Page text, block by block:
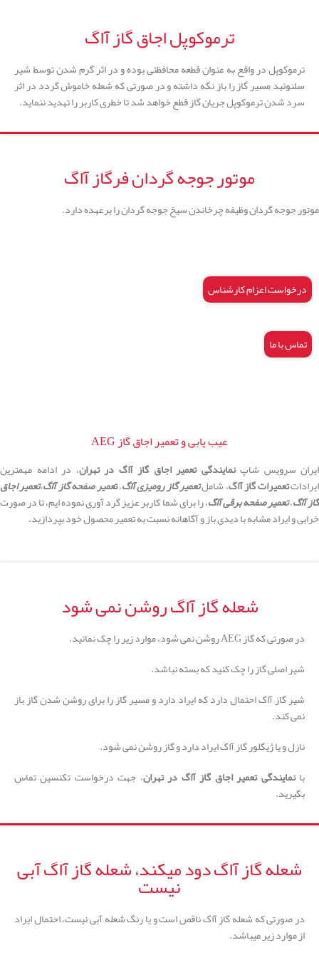
ترموکوپل اجاق گاز آاگ
ترموکوپل در واقع به عنوان قطعه محافظتی بوده و در اثر گرم شدن توسط شیر
سلنوئید مسیر گاز را باز نگه داشته و در صورتی که شعله خاموش گردد در اثر
سرد شدن ترموکوپل جریان گاز قطع خواهد شد تا خطری کاربر را تهدید ننماید.
موتور جوجه گردان فرگاز آاگ
موتور جوجه گردان وظیفه چرخاندن سیخ جوجه گردان را برعهده دارد.
درخواست اعزام کارشناس
تماس با ما
عیب یابی و تعمیر اجاق گاز AEG
ایران سرویس شاپنمایندگی تعمیر اجاق گاز آاگ در تهران، در ادامه مهمترین
ایراداتتعمیرات گاز آاگ، شاملتعمیر گاز رومیزی آاگ،تعمیر صفحه گاز آاگ،تعمیر اجاق
گاز آاگ،تعمیر صفحه برقی آاگ، را برای شما کاربر عزیز گرد آوری نموده ایم، تا در صورت
خرابی و ایراد مشابه با دیدی باز و آگاهانه نسبت به تعمیر محصول خود بپردازید.
شعله گاز آاگ روشن نمی شود
در صورتی که گاز AEG روشن نمی شود، موارد زیر را چک نمائید.
شیر اصلی گاز را چک کنید که بسته نباشد.
شیر گاز آاگ احتمال دارد که ایراد دارد و مسیر گاز را برای روشن شدن گاز باز
نمی کند.
نازل و یا ژیگلور گاز آاگ ایراد دارد و گاز روشن نمی شود.
بانمایندگی تعمیر اجاق گاز آاگ در تهران، جهت درخواست تکنسین تماس
بگیرید.
شعله گاز آاگ دود میکند، شعله گاز آاگ آبی
نیست
در صورتی که شعله گاز آاگ ناقص است و یا رنگ شعله آبی نیست، احتمال ایراد
از موارد زیر میباشد.